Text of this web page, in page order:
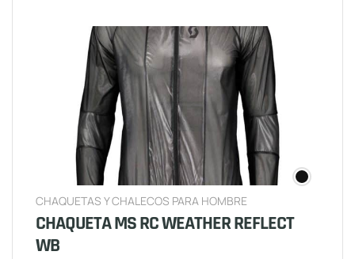
CHAQUETAS Y CHALECOS PARA HOMBRE
CHAQUETA MS RC WEATHER REFLECT
WB